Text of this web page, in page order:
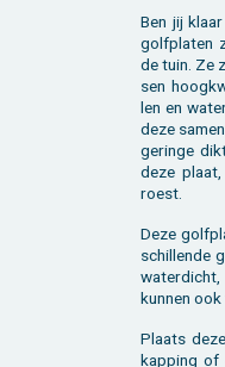
Ben jij
golf­pla­ten
de tuin. Ze
sen
len en
deze
ge­rin­ge
deze
roest.
Deze
schil­len­de
wa­ter­dicht,
kun­nen
Plaats
kap­ping of